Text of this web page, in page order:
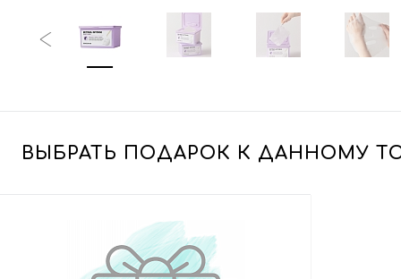
ВЫБРАТЬ ПОДАРОК К ДАННОМУ